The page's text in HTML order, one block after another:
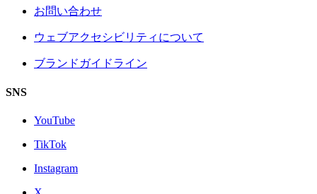
お問い合わせ
ウェブアクセシビリティについて
ブランドガイドライン
SNS
YouTube
TikTok
Instagram